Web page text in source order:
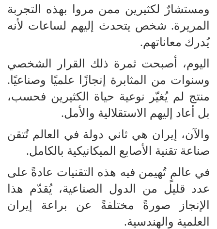
ومستشارٌ لكثيرين ممن مروا بهذه التجربة
المريرة. شخص يتحدث إليهم لساعات لأنه
يُدرك معاناتهم.
اليوم، أصبحت ثمرة ذلك القرار الشخصي
وسنوات من المثابرة إنجازًا علميًا وصناعيًا.
منتج لم يُغيّر نوعية حياة الكثيرين فحسب،
بل أعاد إليهم الاستقلالية والأمل.
والآن، إيران هي ثاني دولة في العالم تُتقن
صناعة تقنية الأصابع الميكانيكية بالكامل.
في عالمٍ تُهيمن فيه هذه التقنيات عادةً على
عدد قليل من الدول الصناعية، يُقدّم هذا
الإنجاز صورةً مختلفةً عن براعة إيران
العلمية والهندسية.